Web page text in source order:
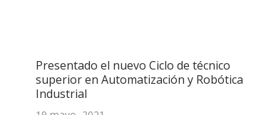
Presentado el nuevo Ciclo de técnico
superior en Automatización y Robótica
Industrial